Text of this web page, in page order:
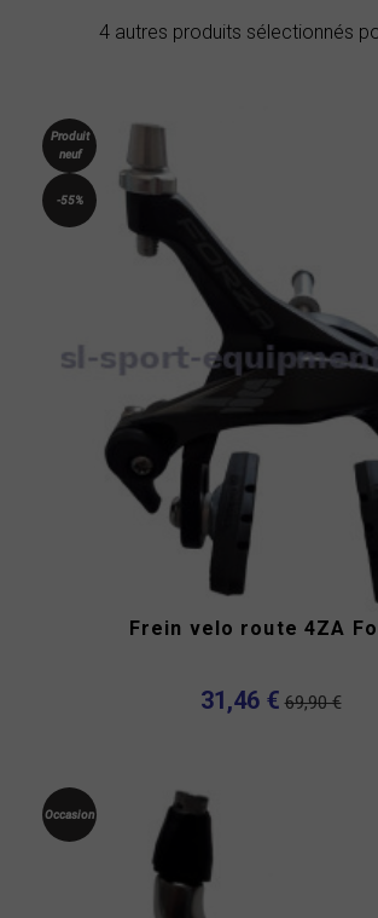
4 autres produits sélectionnés
Produit
neuf
-55%
Frein velo route 4ZA
31,46 € 69,90 €
Occasion